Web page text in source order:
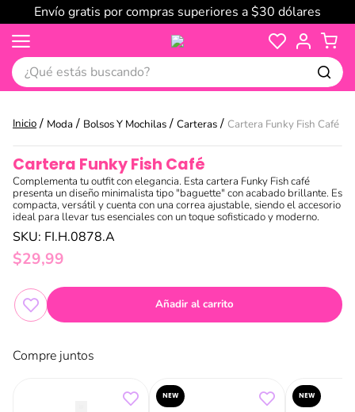
Envío gratis por compras superiores a $30 dólares
¿Qué estás buscando?
Moda Bolsos Y Mochilas Carteras Cartera Funky Fish Café
Cartera Funky Fish Café
Complementa tu outfit con elegancia. Esta cartera Funky Fish café
presenta un diseño minimalista tipo "baguette" con acabado brillante. Es
compacta, versátil y cuenta con una correa ajustable, siendo el accesorio
ideal para llevar tus esenciales con un toque sofisticado y moderno.
SKU: FI.H.0878.A
$29,99
Añadir al carrito
Compre juntos
NEW NEW